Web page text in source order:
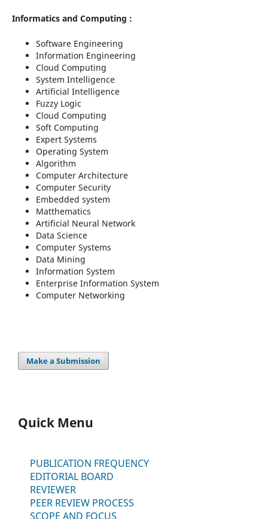
Informatics and Computing :
Software Engineering
Information Engineering
Cloud Computing
System Intelligence
Artificial Intelligence
Fuzzy Logic
Cloud Computing
Soft Computing
Expert Systems
Operating System
Algorithm
Computer Architecture
Computer Security
Embedded system
Matthematics
Artificial Neural Network
Data Science
Computer Systems
Data Mining
Information System
Enterprise Information System
Computer Networking
Make a Submission
Quick Menu
PUBLICATION FREQUENCY
EDITORIAL BOARD
REVIEWER
PEER REVIEW PROCESS
SCOPE AND FOCUS